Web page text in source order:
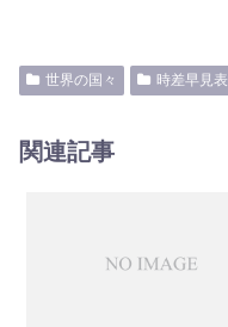
世界の国々 時差早見表
関連記事